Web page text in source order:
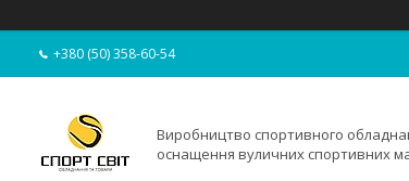
+380 (50) 358-60-54
Виробництво спортивного
оснащення вуличних спортивних